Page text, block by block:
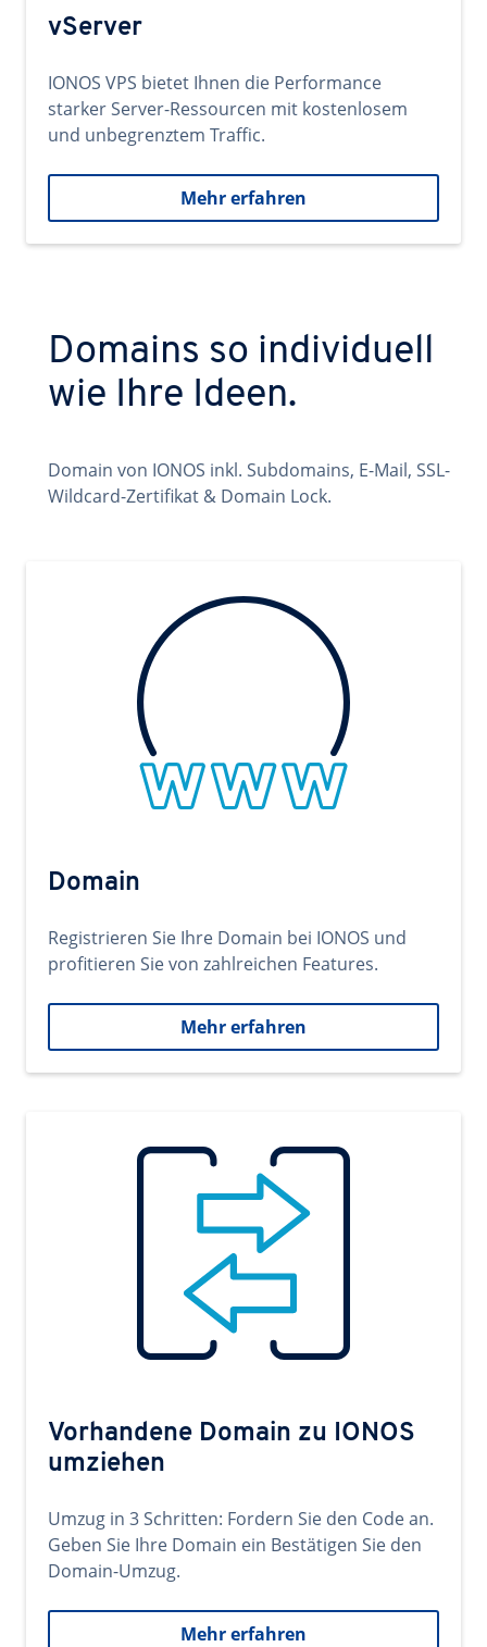
vServer
IONOS VPS bietet Ihnen die Performance
starker Server-Ressourcen mit kostenlosem
und unbegrenztem Traffic.
Mehr erfahren
Domains so individuell
wie Ihre Ideen.
Domain von IONOS inkl. Subdomains, E-Mail, SSL-
Wildcard-Zertifikat & Domain Lock.
Domain
Registrieren Sie Ihre Domain bei IONOS und
profitieren Sie von zahlreichen Features.
Mehr erfahren
Vorhandene Domain zu IONOS
umziehen
Umzug in 3 Schritten: Fordern Sie den Code an.
Geben Sie Ihre Domain ein Bestätigen Sie den
Domain-Umzug.
Mehr erfahren